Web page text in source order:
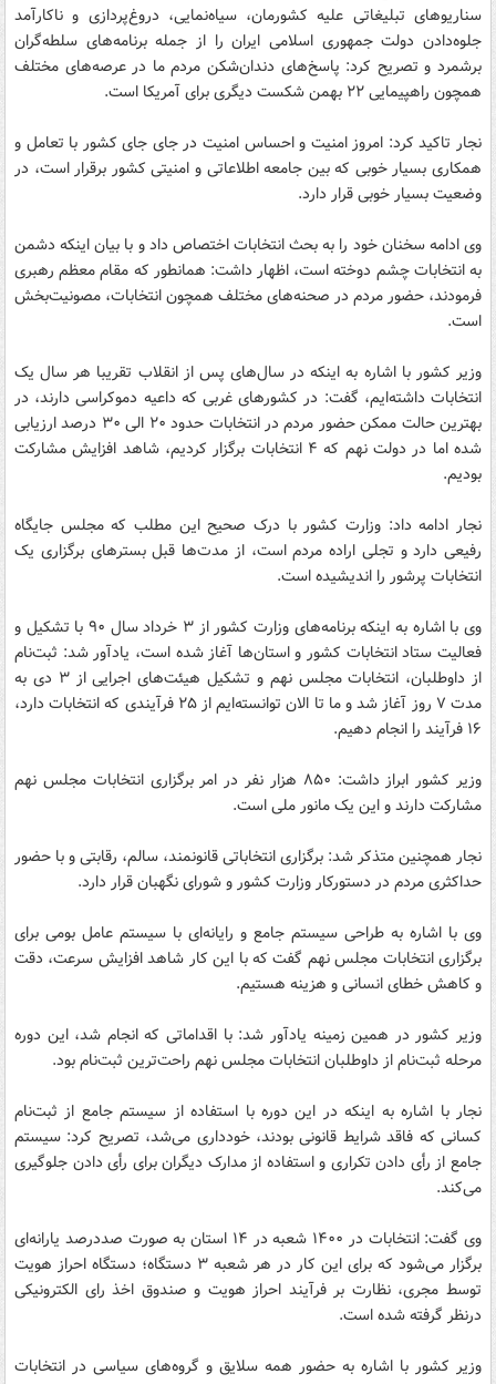
سناریوهای تبلیغاتی علیه کشورمان، سیاه‌نمایی، دروغ‌پردازی و ناکارآمد
جلوه‌دادن دولت جمهوری اسلامی ایران را از جمله برنامه‌های سلطه‌گران
برشمرد و تصریح کرد: پاسخ‌های دندان‌شکن مردم ما در عرصه‌های مختلف
همچون راهپیمایی ۲۲ بهمن شکست دیگری برای آمریکا است.
نجار تاکید کرد: امروز امنیت و احساس امنیت در جای جای کشور با تعامل و
همکاری بسیار خوبی که بین جامعه اطلاعاتی و امنیتی کشور برقرار است، در
وضعیت بسیار خوبی قرار دارد.
وی ادامه سخنان خود را به بحث انتخابات اختصاص داد و با بیان اینکه دشمن
به انتخابات چشم دوخته است، اظهار داشت: همانطور که مقام معظم رهبری
فرمودند، حضور مردم در صحنه‌های مختلف همچون انتخابات، مصونیت‌بخش
است.
وزیر کشور با اشاره به اینکه در سال‌های پس از انقلاب تقریبا هر سال یک
انتخابات داشته‌ایم، گفت: در کشورهای غربی که داعیه دموکراسی دارند، در
بهترین حالت ممکن حضور مردم در انتخابات حدود ۲۰ الی ۳۰ درصد ارزیابی
شده اما در دولت نهم که ۴ انتخابات برگزار کردیم، شاهد افزایش مشارکت
بودیم.
نجار ادامه داد: وزارت کشور با درک صحیح این مطلب که مجلس جایگاه
رفیعی دارد و تجلی اراده مردم است، از مدت‌ها قبل بسترهای برگزاری یک
انتخابات پرشور را اندیشیده است.
وی با اشاره به اینکه برنامه‌های وزارت کشور از ۳ خرداد سال ۹۰ با تشکیل و
فعالیت ستاد انتخابات کشور و استان‌ها آغاز شده است، یادآور شد: ثبت‌نام
از داوطلبان، انتخابات مجلس نهم و تشکیل هیئت‌های اجرایی از ۳ دی به
مدت ۷ روز آغاز شد و ما تا الان توانسته‌ایم از ۲۵ فرآیندی که انتخابات دارد،
۱۶ فرآیند را انجام دهیم.
وزیر کشور ابراز داشت: ۸۵۰ هزار نفر در امر برگزاری انتخابات مجلس نهم
مشارکت دارند و این یک مانور ملی است.
نجار همچنین متذکر شد: برگزاری انتخاباتی قانونمند، سالم، رقابتی و با حضور
حداکثری مردم در دستورکار وزارت کشور و شورای نگهبان قرار دارد.
وی با اشاره به طراحی سیستم جامع و رایانه‌ای با سیستم عامل بومی برای
برگزاری انتخابات مجلس نهم گفت که با این کار شاهد افزایش سرعت، دقت
و کاهش خطای انسانی و هزینه هستیم.
وزیر کشور در همین زمینه یادآور شد: با اقداماتی که انجام شد، این دوره
مرحله ثبت‌نام از داوطلبان انتخابات مجلس نهم راحت‌ترین ثبت‌نام بود.
نجار با اشاره به اینکه در این دوره با استفاده از سیستم جامع از ثبت‌نام
کسانی که فاقد شرایط قانونی بودند، خودداری می‌شد، تصریح کرد: سیستم
جامع از رأی‌ دادن تکراری و استفاده از مدارک دیگران برای رأی دادن جلوگیری
می‌کند.
وی گفت: انتخابات در ۱۴۰۰ شعبه در ۱۴ استان ‌به صورت صددرصد یارانه‌ای
برگزار می‌شود که برای این کار در هر شعبه ۳ دستگاه؛ دستگاه احراز هویت
توسط مجری، نظارت بر فرآیند احراز هویت و صندوق اخذ رای الکترونیکی
درنظر گرفته شده است.
وزیر کشور با اشاره به حضور همه سلایق و گروه‌های سیاسی در انتخابات